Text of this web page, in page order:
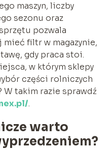
maszyn, liczby
sezonu oraz
pozwala
mieć filtr w magazynie,
gdy praca stoi.
w którym sklepy
części rolniczych
W takim razie sprawdź
.
warto